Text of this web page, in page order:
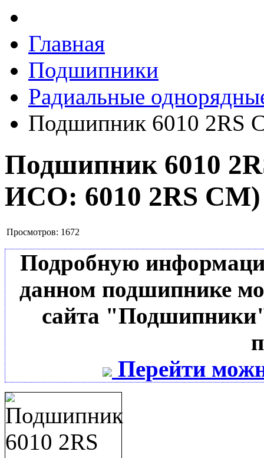
Ивантеевка, подшипники, пневматика, метизы, техника,
Главная
Подшипники
Радиальные
Подшипник 6010 2RS
Подшипник 6010
ИСО: 6010 2RS CM)
Просмотров: 1672
Подробную
данном подшипнике
сайта
Перейти